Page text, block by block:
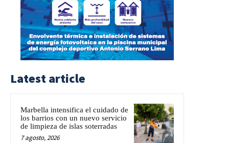
Latest article
Marbella intensifica el cuidado de
los barrios con un nuevo servicio
de limpieza de islas soterradas
7 agosto, 2026